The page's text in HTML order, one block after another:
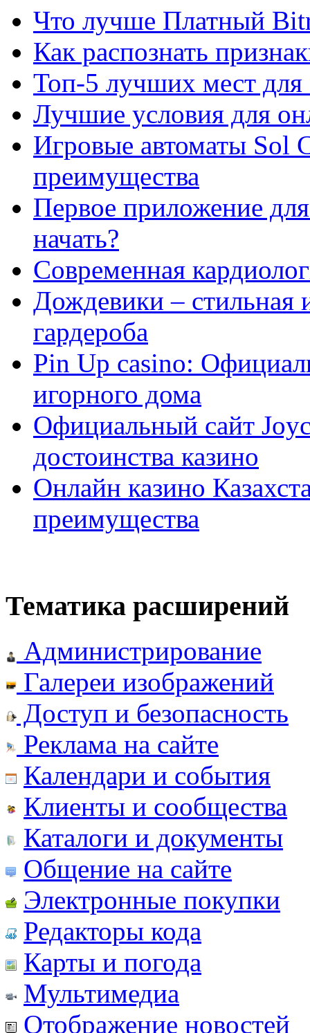
Что лучше Платный
Как распознать
Топ-5 лучших мест для
Лучшие условия для
Игровые автоматы Sol
преимущества
Первое приложение
начать?
Современная
Дождевики – стильная
гардероба
Pin Up casino:
игорного дома
Официальный сайт
достоинства казино
Онлайн казино
преимущества
Тематика расширений
Администрирование
Галереи изображений
Доступ и безопасность
Реклама на сайте
Календари и события
Клиенты и сообщества
Каталоги и документы
Общение на сайте
Электронные покупки
Редакторы кода
Карты и погода
Мультимедиа
Отображение новостей